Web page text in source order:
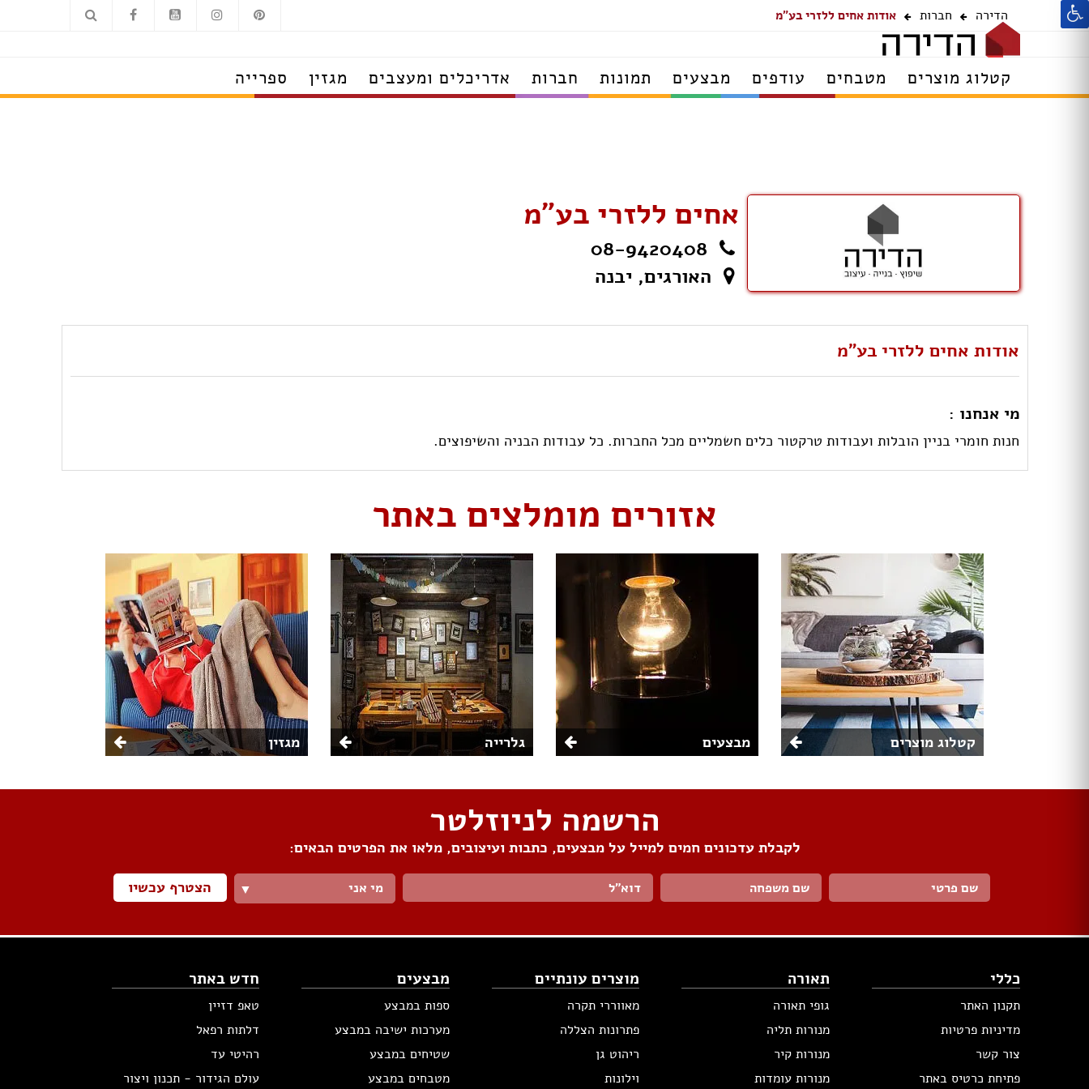
הדירה חברות אודות אחים ללזרי בע"מ
קטלוג מוצרים מטבחים עודפים מבצעים תמונות חברות אדריכלים ומעצבים מגזין ספרייה
אחים ללזרי בע"מ
08-9420408
האורגים, יבנה
אודות אחים ללזרי בע"מ
מי אנחנו :
חנות חומרי בניין הובלות ועבודות טרקטור כלים חשמליים מכל החברות. כל עבודות הבניה והשיפוצים.
אזורים מומלצים באתר
קטלוג מוצרים מבצעים גלרייה מגזין
הרשמה לניוזלטר
לקבלת עדכונים חמים למייל על מבצעים, כתבות ועיצובים, מלאו את הפרטים הבאים:
מי אני ▼ הצטרף עכשיו
כללי
תקנון האתר
מדיניות פרטיות
צור קשר
פתיחת כרטיס באתר
תאורה
גופי תאורה
מנורות תליה
מנורות קיר
מנורות עומדות
מוצרים עונתיים
מאווררי תקרה
פתרונות הצללה
ריהוט גן
וילונות
מבצעים
ספות במבצע
מערכות ישיבה במבצע
שטיחים במבצע
מטבחים במבצע
חדש באתר
טאפ דזיין
דלתות רפאל
רהיטי עד
עולם הגידור - תכנון ויצור